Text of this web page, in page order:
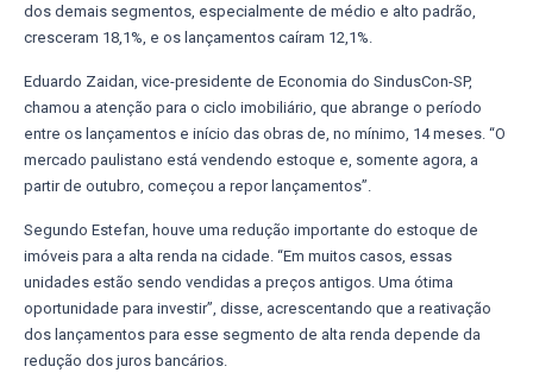
dos demais segmentos, especialmente de médio e alto padrão,
cresceram 18,1%, e os lançamentos caíram 12,1%.
Eduardo Zaidan, vice-presidente de Economia do SindusCon-SP,
chamou a atenção para o ciclo imobiliário, que abrange o período
entre os lançamentos e início das obras de, no mínimo, 14 meses. “O
mercado paulistano está vendendo estoque e, somente agora, a
partir de outubro, começou a repor lançamentos”.
Segundo Estefan, houve uma redução importante do estoque de
imóveis para a alta renda na cidade. “Em muitos casos, essas
unidades estão sendo vendidas a preços antigos. Uma ótima
oportunidade para investir”, disse, acrescentando que a reativação
dos lançamentos para esse segmento de alta renda depende da
redução dos juros bancários.